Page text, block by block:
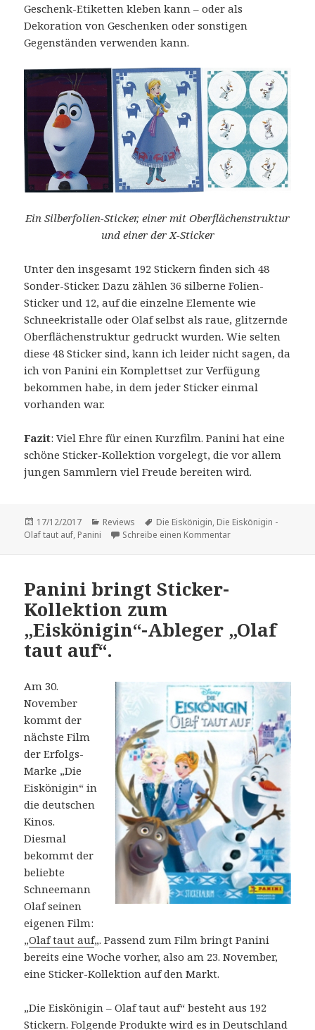
Geschenk-Etiketten kleben kann – oder als
Dekoration von Geschenken oder sonstigen
Gegenständen verwenden kann.
Ein Silberfolien-Sticker, einer mit Oberflächenstruktur
und einer der X-Sticker
Unter den insgesamt 192 Stickern finden sich 48
Sonder-Sticker. Dazu zählen 36 silberne Folien-
Sticker und 12, auf die einzelne Elemente wie
Schneekristalle oder Olaf selbst als raue, glitzernde
Oberflächenstruktur gedruckt wurden. Wie selten
diese 48 Sticker sind, kann ich leider nicht sagen, da
ich von Panini ein Komplettset zur Verfügung
bekommen habe, in dem jeder Sticker einmal
vorhanden war.
Fazit: Viel Ehre für einen Kurzfilm. Panini hat eine
schöne Sticker-Kollektion vorgelegt, die vor allem
jungen Sammlern viel Freude bereiten wird.
Veröffentlicht
am
17/12/2017 Kategorien
Reviews Schlagwörter
Die Eiskönigin, Die Eiskönigin -
Olaf taut auf, Panini Schreibe einen Kommentarzu Vorstellung: „Die
Panini bringt Sticker-
Kollektion zum
„Eiskönigin“-Ableger „Olaf
taut auf“.
Am 30.
November
kommt der
nächste Film
der Erfolgs-
Marke „Die
Eiskönigin“ in
die deutschen
Kinos.
Diesmal
bekommt der
beliebte
Schneemann
Olaf seinen
eigenen Film:
„Olaf taut auf„. Passend zum Film bringt Panini
bereits eine Woche vorher, also am 23. November,
eine Sticker-Kollektion auf den Markt.
„Die Eiskönigin – Olaf taut auf“ besteht aus 192
Stickern. Folgende Produkte wird es in Deutschland